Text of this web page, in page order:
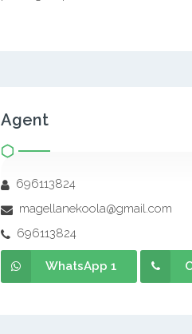
Agent
696113824
magellanekoola@gmail.com
696113824
WhatsApp 1